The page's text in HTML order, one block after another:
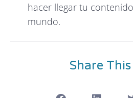
hacer llegar tu
mundo.
Share